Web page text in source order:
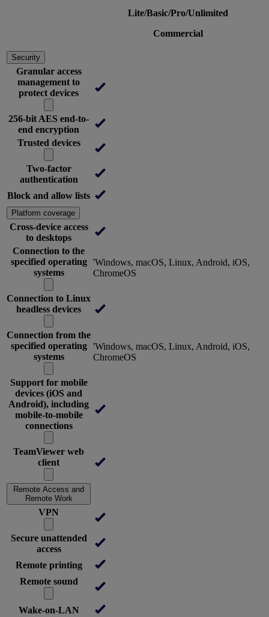
Lite/Basic/Pro/Unlimited
Commercial
Security
Granular access
management to
protect devices
256-bit AES end-to-
end encryption
Trusted devices
Two-factor
authentication
Block and allow lists
Platform coverage
Cross-device access
to desktops
Connection to the
specified operating
systems
'Windows, macOS, Linux, Android, iOS,
ChromeOS
Connection to Linux
headless devices
Connection from the
specified operating
systems
'Windows, macOS, Linux, Android, iOS,
ChromeOS
Support for mobile
devices (iOS and
Android), including
mobile-to-mobile
connections
TeamViewer web
client
Remote Access and
Remote Work
VPN
Secure unattended
access
Remote printing
Remote sound
Wake-on-LAN